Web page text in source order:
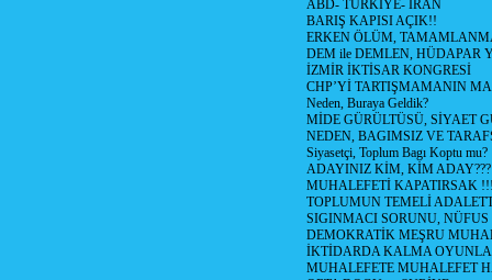
ABD- TÜRKİYE- İRAN
BARIŞ KAPISI AÇIK!!
ERKEN ÖLÜM,
DEM ile DEMLEN, HÜDAPAR
İZMİR İKTİSAR KONGRESİ
CHP’Yİ TARTIŞMAMANIN
Neden, Buraya Geldik?
MİDE GÜRÜLTÜSÜ, SİYAET
NEDEN, BAGIMSIZ VE
Siyasetçi, Toplum Bagı Koptu mu?
ADAYINIZ KİM, KİM ADAY???
MUHALEFETİ KAPATIRSAK
TOPLUMUN TEMELİ
SIGINMACI SORUNU,
DEMOKRATİK MEŞRU
İKTİDARDA KALMA
MUHALEFETE MUHALEFET